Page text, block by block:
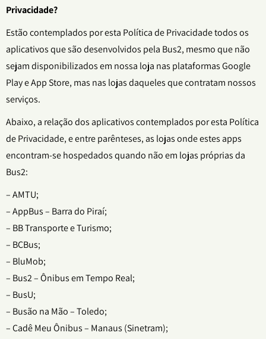
Privacidade?
Estão contemplados por esta Política de Privacidade todos os
aplicativos que são desenvolvidos pela Bus2, mesmo que não
sejam disponibilizados em nossa loja nas plataformasGoogle
PlayeApp Store, mas nas lojas daqueles que contratam nossos
serviços.
Abaixo, a relação dos aplicativos contemplados por esta Política
de Privacidade, e entre parênteses, as lojas onde estes apps
encontram-se hospedados quando não em lojas próprias da
Bus2:
– AMTU;
– AppBus – Barra do Piraí;
– BB Transporte e Turismo;
– BCBus;
– BluMob;
– Bus2 – Ônibus em Tempo Real;
– BusU;
– Busão na Mão – Toledo;
– Cadê Meu Ônibus – Manaus (Sinetram);